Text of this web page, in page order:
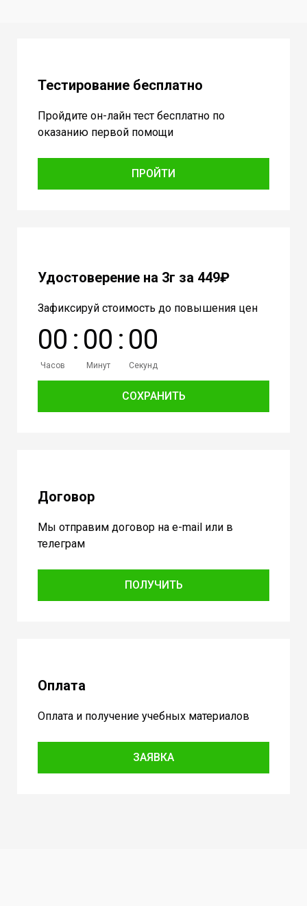
Тестирование бесплатно
Пройдите он-лайн тест бесплатно по
оказанию первой помощи
ПРОЙТИ
Удостоверение на 3г за 449₽
Зафиксируй стоимость до повышения цен
00
Часов
: 00
Минут
: 00
Секунд
СОХРАНИТЬ
Договор
Мы отправим договор на e-mail или в
телеграм
ПОЛУЧИТЬ
Оплата
Оплата и получение учебных материалов
ЗАЯВКА